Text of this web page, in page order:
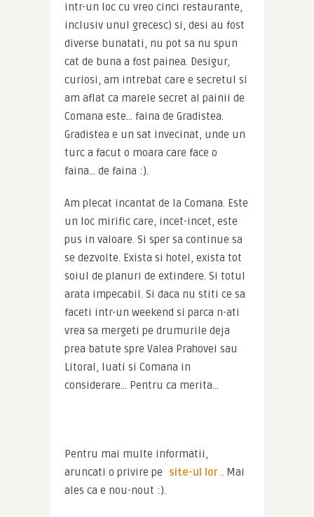
intr-un loc cu vreo cinci restaurante,
inclusiv unul grecesc) si, desi au fost
diverse bunatati, nu pot sa nu spun
cat de buna a fost painea. Desigur,
curiosi, am intrebat care e secretul si
am aflat ca marele secret al painii de
Comana este… faina de Gradistea.
Gradistea e un sat invecinat, unde un
turc a facut o moara care face o
faina… de faina :).
Am plecat incantat de la Comana. Este
un loc mirific care, incet-incet, este
pus in valoare. Si sper sa continue sa
se dezvolte. Exista si hotel, exista tot
soiul de planuri de extindere. Si totul
arata impecabil. Si daca nu stiti ce sa
faceti intr-un weekend si parca n-ati
vrea sa mergeti pe drumurile deja
prea batute spre Valea Prahovei sau
Litoral, luati si Comana in
considerare… Pentru ca merita…
Pentru mai multe informatii,
aruncati o privire pe
site-ul lor . Mai
ales ca e nou-nout :).